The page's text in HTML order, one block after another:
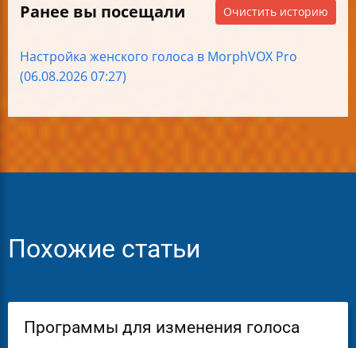
Ранее вы посещали Очистить историю
Настройка женского голоса в MorphVOX Pro
(06.08.2026 07:27)
Похожие статьи
Программы для изменения голоса